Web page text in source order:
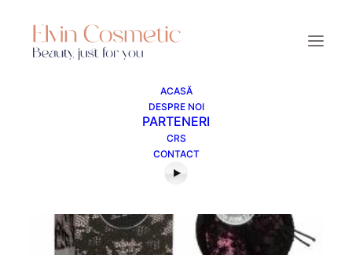
ACASĂ
DESPRE NOI
PARTENERI
CRS
CONTACT